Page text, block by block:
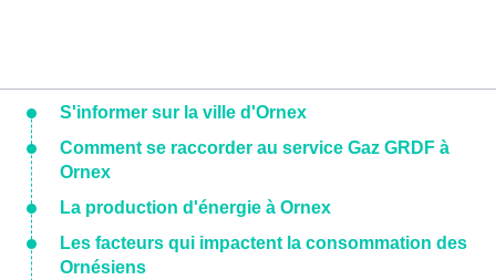
S'informer sur la ville d'Ornex
Comment se raccorder au service Gaz GRDF à
Ornex
La production d'énergie à Ornex
Les facteurs qui impactent la consommation des
Ornésiens